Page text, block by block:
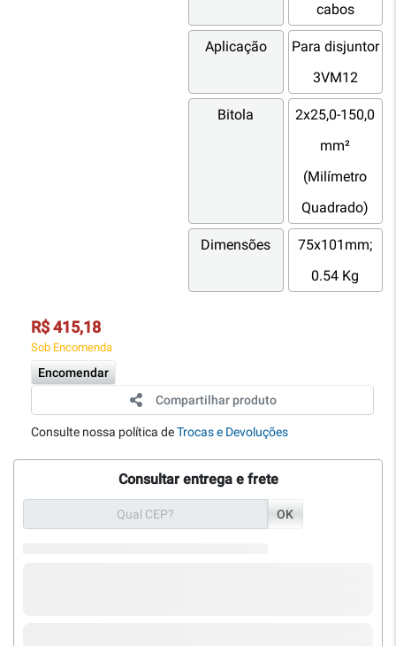
cabos
Aplicação
Para disjuntor
3VM12
Bitola
2x25,0-150,0
mm²
(Milímetro
Quadrado)
Dimensões
75x101mm;
0.54 Kg
R$ 415,18
Sob Encomenda
Encomendar
Compartilhar produto
Consulte nossa política deTrocas e Devoluções
Consultar entrega e frete
OK